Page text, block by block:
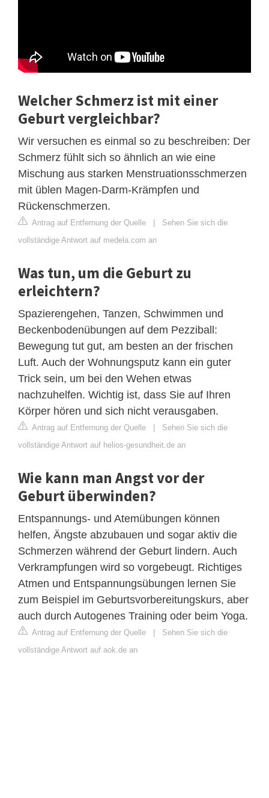
Welcher Schmerz ist mit einer
Geburt vergleichbar?
Wir versuchen es einmal so zu beschreiben: Der
Schmerz fühlt sich so ähnlich an wie eine
Mischung aus starken Menstruationsschmerzen
mit üblen Magen-Darm-Krämpfen und
Rückenschmerzen.
Antrag auf Entfernung der Quelle | Sehen Sie sich die
vollständige Antwort auf medela.com an
Was tun, um die Geburt zu
erleichtern?
Spazierengehen, Tanzen, Schwimmen und
Beckenbodenübungen auf dem Pezziball:
Bewegung tut gut, am besten an der frischen
Luft. Auch der Wohnungsputz kann ein guter
Trick sein, um bei den Wehen etwas
nachzuhelfen. Wichtig ist, dass Sie auf Ihren
Körper hören und sich nicht verausgaben.
Antrag auf Entfernung der Quelle | Sehen Sie sich die
vollständige Antwort auf helios-gesundheit.de an
Wie kann man Angst vor der
Geburt überwinden?
Entspannungs- und Atemübungen können
helfen, Ängste abzubauen und sogar aktiv die
Schmerzen während der Geburt lindern. Auch
Verkrampfungen wird so vorgebeugt. Richtiges
Atmen und Entspannungsübungen lernen Sie
zum Beispiel im Geburtsvorbereitungskurs, aber
auch durch Autogenes Training oder beim Yoga.
Antrag auf Entfernung der Quelle | Sehen Sie sich die
vollständige Antwort auf aok.de an